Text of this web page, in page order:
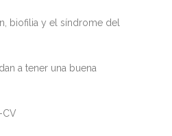
biofilia y el síndrome del
a tener una buena
CV